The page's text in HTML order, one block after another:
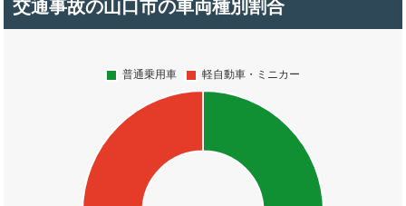
交通事故の山口市の車両種別割合